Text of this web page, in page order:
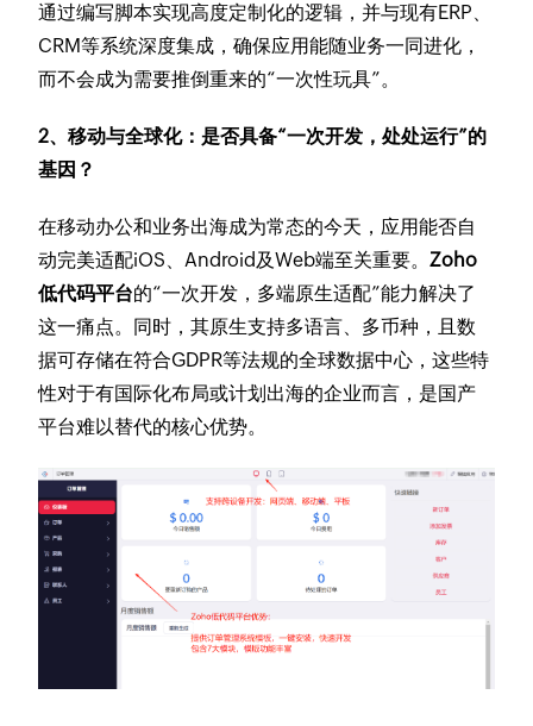
通过编写脚本实现高度定制化的逻辑，并与现有ERP、
CRM等系统深度集成，确保应用能随业务一同进化，
而不会成为需要推倒重来的“一次性玩具”。
2、移动与全球化：是否具备“一次开发，处处运行”的
基因？
在移动办公和业务出海成为常态的今天，应用能否自
动完美适配iOS、Android及Web端至关重要。Zoho
低代码平台的“一次开发，多端原生适配”能力解决了
这一痛点。同时，其原生支持多语言、多币种，且数
据可存储在符合GDPR等法规的全球数据中心，这些特
性对于有国际化布局或计划出海的企业而言，是国产
平台难以替代的核心优势。